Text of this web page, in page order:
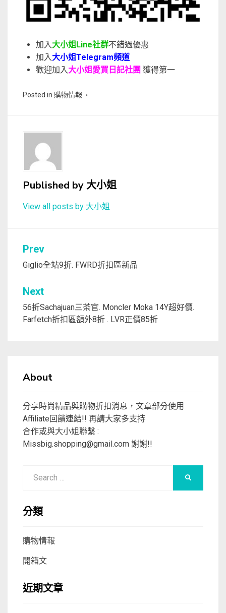
加入大小姐Line社群不錯過優惠
加入大小姐Telegram頻道
歡迎加入大小姐愛買日記社團 獲得第一
Posted in 購物情報
Published by大小姐
View all posts by 大小姐
文
章
導
覽
Prev
Giglio全站9折. FWRD折扣區新品
Next
56折Sachajuan三茶官. Moncler Moka 14Y超好價.
Farfetch折扣區額外8折 . LVR正價85折
About
分享時尚精品與購物折扣消息，文章部分使用
Affiliate回饋連結!! 再請大家多支持
合作或與大小姐聯繫 :
Missbig.shopping@gmail.com 謝謝!!
分類
購物情報
開箱文
近期文章